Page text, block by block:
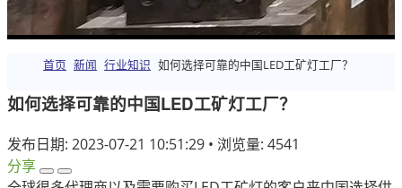
首页 新闻 行业知识 如何选择可靠的中国LED工矿灯工厂？
如何选择可靠的中国LED工矿灯工厂？
发布日期: 2023-07-21 10:51:29 • 浏览量: 4541
分享